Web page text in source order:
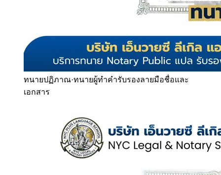
ทนายปฏิภาณ·ทนายผู้ทำคำรับรองลายมือชื่อและ
เอกสาร